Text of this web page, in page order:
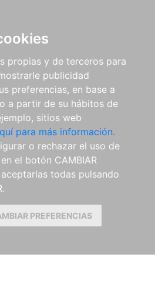
propias y de terceros para
publicidad
preferencias, en base a
a partir de su hábitos de
sitios web
para más información.
o rechazar el uso de
el botón CAMBIAR
aceptarlas todas pulsando
PREFERENCIAS